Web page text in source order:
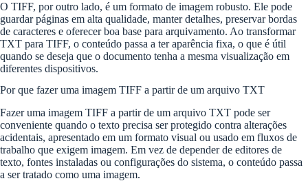
O TIFF, por outro lado, é um formato de imagem robusto. Ele pode
guardar páginas em alta qualidade, manter detalhes, preservar bordas
de caracteres e oferecer boa base para arquivamento. Ao transformar
TXT para TIFF, o conteúdo passa a ter aparência fixa, o que é útil
quando se deseja que o documento tenha a mesma visualização em
diferentes dispositivos.
Por que fazer uma imagem TIFF a partir de um arquivo TXT
Fazer uma imagem TIFF a partir de um arquivo TXT pode ser
conveniente quando o texto precisa ser protegido contra alterações
acidentais, apresentado em um formato visual ou usado em fluxos de
trabalho que exigem imagem. Em vez de depender de editores de
texto, fontes instaladas ou configurações do sistema, o conteúdo passa
a ser tratado como uma imagem.